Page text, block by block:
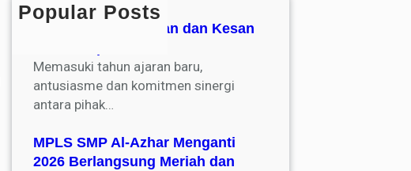
Popular Posts
Parent Talk : Harapan dan Kesan
Memasuki tahun ajaran baru,
antusiasme dan komitmen sinergi
antara pihak…
MPLS SMP Al-Azhar Menganti
2026 Berlangsung Meriah dan